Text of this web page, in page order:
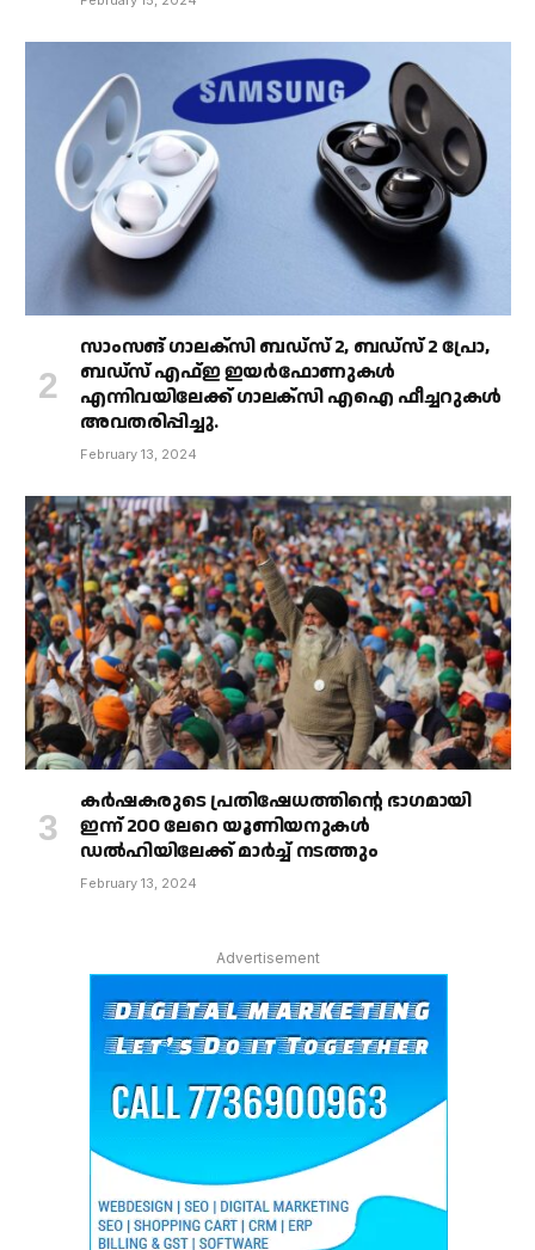
സാംസങ് ഗാലക്‌സി ബഡ്‌സ് 2, ബഡ്‌സ് 2 പ്രോ,
ബഡ്‌സ് എഫ്ഇ ഇയർഫോണുകൾ
എന്നിവയിലേക്ക് ഗാലക്‌സി എഐ ഫീച്ചറുകൾ
അവതരിപ്പിച്ചു.
February 13, 2024
കർഷകരുടെ പ്രതിഷേധത്തിൻ്റെ ഭാഗമായി
ഇന്ന് 200 ലേറെ യൂണിയനുകൾ
ഡൽഹിയിലേക്ക് മാർച്ച് നടത്തും
February 13, 2024
Advertisement